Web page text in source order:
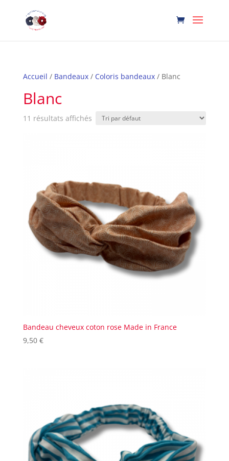
Accueil / Bandeaux/ Coloris bandeaux/ Blanc
Blanc
11 résultats affichés
Bandeau cheveux coton rose Made in France
9,50 €